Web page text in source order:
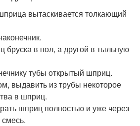
вытаскивается толкающий
бруска в пол, а другой в тыльную
тубы открытый шприц.
выдавить из трубы некоторое
в шприц.
шприц полностью и уже через